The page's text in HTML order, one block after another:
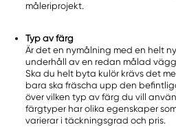
måleriprojekt.
Typ av färg
Är det en nymålning med en helt
underhåll av en redan målad
Ska du helt byta kulör krävs det
bara ska fräscha upp den
över vilken typ av färg du vill
färgtyper har olika egenskaper
varierar i täckningsgrad och pris.